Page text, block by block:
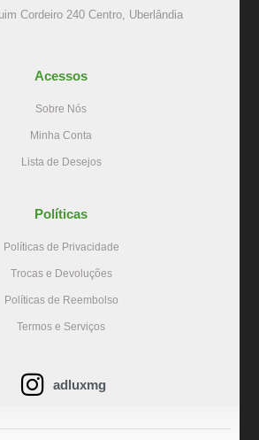
Cordeiro 240 Centro, Uberlândia
Acessos
Sobre Nós
Minha Conta
Lista de Desejos
Políticas
Políticas de Privacidade
Trocas e Devoluções
Políticas de Reembolso
Termos e Serviços
adluxmg